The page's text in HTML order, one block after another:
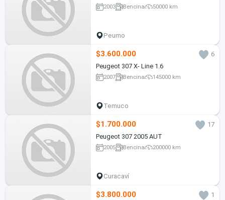
2003 Bencina 50000 km
Peumo
$3.600.000
6
Peugeot 307 X- Line 1.6
2007 Bencina 145000 km
Temuco
$1.700.000
17
Peugeot 307 2005 AUT
2005 Bencina 200000 km
Curacaví
$3.800.000
1